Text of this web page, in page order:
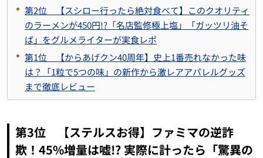
第2位 【スシロー行ったら絶対食べて】このクオリティ
のラーメンが450円!?「名店監修極上塩」「ガッツリ油そ
ば」をグルメライターが実食レポ
第1位 【からあげクン40周年】史上1番売れなかった味
は？「1粒で5つの味」の新作から激レアアパレルグッズ
まで徹底レビュー
第3位 【ステルスお得】ファミマの逆詐
欺！45%増量は嘘!? 実際に計ったら「驚異の